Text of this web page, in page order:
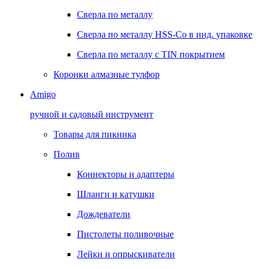
Сверла по металлу
Сверла по металлу HSS-Co в инд. упаковке
Сверла по металлу с TIN покрытием
Коронки алмазные тулфор
Amigo
ручной и садовый инструмент
Товары для пикника
Полив
Коннекторы и адаптеры
Шланги и катушки
Дождеватели
Пистолеты поливочные
Лейки и опрыскиватели